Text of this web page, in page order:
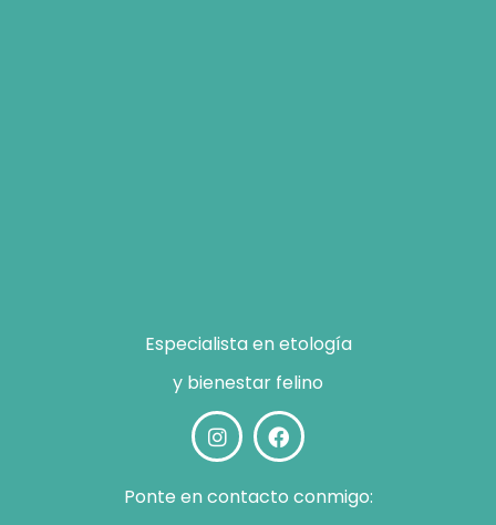
Especialista en etología
y bienestar felino
Ponte en contacto conmigo: